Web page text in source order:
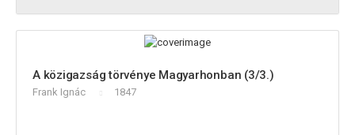
A közigazság törvénye Magyarhonban (3/3.)
Frank Ignác 1847